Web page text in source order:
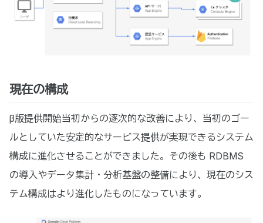
現在の構成
β版提供開始当初からの逐次的な改善により、当初のゴー
ルとしていた安定的なサービス提供が実現できるシステム
構成に進化させることができました。その後も RDBMS
の導入やデータ集計・分析基盤の整備により、現在のシス
テム構成はより進化したものになっています。